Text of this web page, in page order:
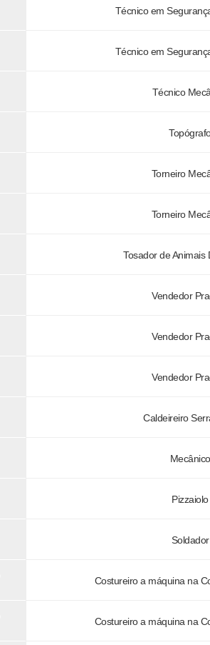
Técnico em
Técnico em
Técnico
Torneiro
Torneiro
Tosador de Animais
Vendedor
Vendedor
Vendedor
Caldeireiro
Mecânico
Pizzaiolo
Soldador
Costureiro a máquina na
Costureiro a máquina na